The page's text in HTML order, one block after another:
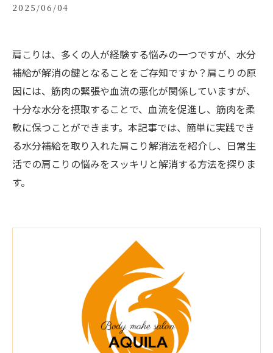
2025/06/04
肩こりは、多くの人が経験する悩みの一つですが、水分
補給が解消の鍵となることをご存知ですか？肩こりの原
因には、筋肉の緊張や血流の悪化が関係していますが、
十分な水分を摂取することで、血流を促進し、筋肉を柔
軟に保つことができます。本記事では、簡単に実践でき
る水分補給を取り入れた肩こり解消法を紹介し、日常生
活での肩こりの悩みをスッキリと解消する方法を探りま
す。